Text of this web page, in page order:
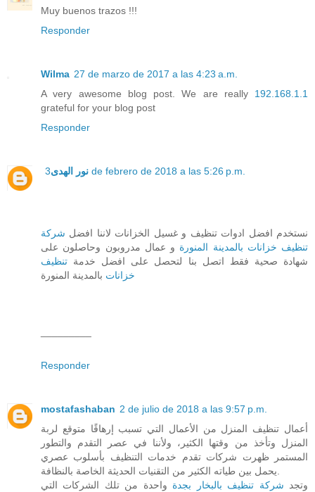
Muy buenos trazos !!!
Responder
Wilma 27 de marzo de 2017 a las 4:23 a.m.
A very awesome blog post. We are really 192.168.1.1
grateful for your blog post
Responder
نور الهدى 3 de febrero de 2018 a las 5:26 p.m.
نستخدم افضل ادوات تنظيف و غسيل الخزانات لاننا افضل شركة
تنظيف خزانات بالمدينة المنورة و عمال مدروبون وحاصلون على
شهادة صحية فقط اتصل بنا لتحصل على افضل خدمة تنظيف
خزانات بالمدينة المنورة
Responder
mostafashaban 2 de julio de 2018 a las 9:57 p.m.
أعمال تنظيف المنزل من الأعمال التي تسبب إرهاقًا متوقع لربة
المنزل وتأخذ من وقتها الكثير، ولأننا في عصر التقدم والتطور
المستمر ظهرت شركات تقدم خدمات التنظيف بأسلوب عصري
وتجد شركة تنظيف بالبخار بجدة واحدة من تلك الشركات التي